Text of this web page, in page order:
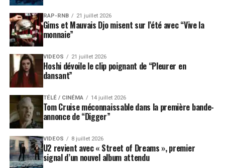
RAP-RNB 21 juillet 2026
Gims et Mauvais Djo misent sur l’été avec “Vive la
monnaie”
VIDEOS 21 juillet 2026
Hoshi dévoile le clip poignant de “Pleurer en
dansant”
TÉLÉ / CINÉMA 14 juillet 2026
Tom Cruise méconnaissable dans la première bande-
annonce de “Digger”
VIDEOS 8 juillet 2026
U2 revient avec « Street of Dreams », premier
signal d’un nouvel album attendu